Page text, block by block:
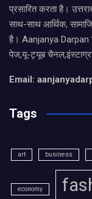
प्रसारित करता है।
साथ-साथ आर्थिक,
है। Aanjanya Darpan
पेज,यू-ट्यूब
Email:
Tags
art business
economy